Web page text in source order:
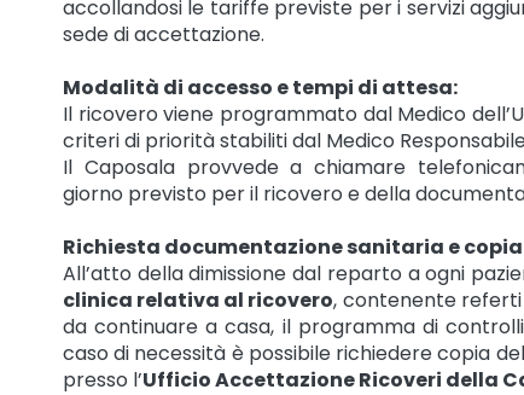
accollandosi le tariffe previste per i servizi
sede di accettazione.
Modalità di accesso e tempi di attesa:
Il ricovero viene programmato dal Medico
criteri di priorità stabiliti dal Medico
Il Caposala provvede a chiamare
giorno previsto per il ricovero e della
Richiesta documentazione sanitaria e
All’atto della dimissione dal reparto a ogni
clinica relativa al ricovero, contenente
da continuare a casa, il programma di
caso di necessità è possibile richiedere copia
presso l’Ufficio Accettazione Ricoveri della